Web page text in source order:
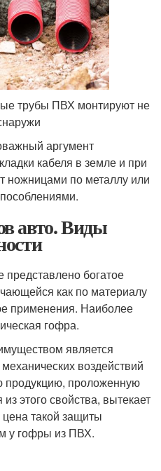
трубы ПВХ монтируют не
аргумент
кабеля в земле и при
ножницами по металлу или
авто. Виды
богатое
как по материалу
применения. Наиболее
гофра.
является
воздействий
продукцию, проложенную
этого свойства, вытекает
такой защиты
у гофры из ПВХ.